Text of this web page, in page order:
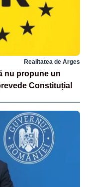
Realitatea de Arges
nu propune un
Constituția!